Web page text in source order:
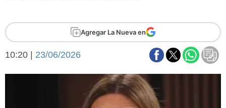
Federal A
Arte y cultura
Aplausos
Economía y finanzas
Con el campo
Espacio empresas
Sociedad
Agregar La Nueva en
10:20 | 23/06/2026